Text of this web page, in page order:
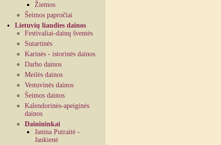
Žiemos
Šeimos papročiai
Lietuvių liaudies dainos
Festivaliai-dainų šventės
Sutartinės
Karinės - istorinės dainos
Darbo dainos
Meilės dainos
Vestuvinės dainos
Šeimos dainos
Kalendorinės-apeiginės
dainos
Dainininkai
Janina Putraitė -
Jankienė